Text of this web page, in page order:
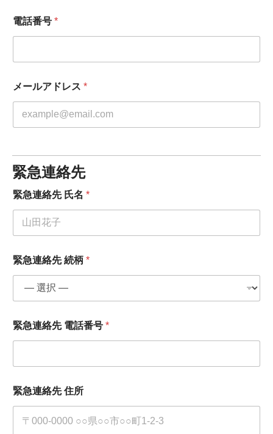
電話番号 *
メールアドレス *
緊急連絡先
緊急連絡先 氏名 *
緊急連絡先 続柄 *
緊急連絡先 電話番号 *
緊急連絡先 住所